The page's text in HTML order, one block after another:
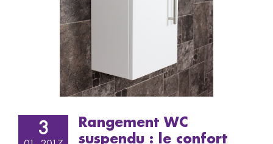
3
Rangement WC
suspendu : le confort